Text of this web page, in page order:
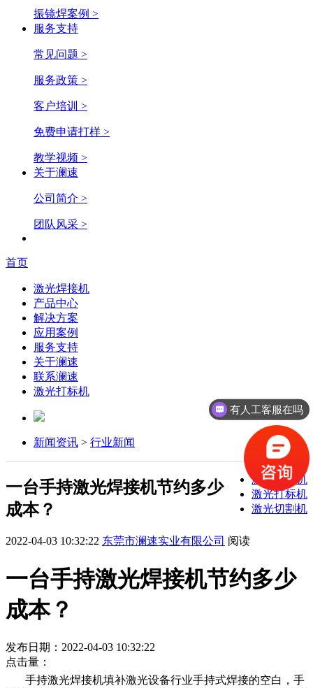
振镜焊案例 >
服务支持
常见问题 >
服务政策 >
客户培训 >
免费申请打样 >
教学视频 >
关于澜速
公司简介 >
团队风采 >
首页
激光焊接机
产品中心
解决方案
应用案例
服务支持
关于澜速
联系澜速
激光打标机
新闻资讯 > 行业新闻
激光焊接机
激光打标机
激光切割机
一台手持激光焊接机节约多少
成本？
2022-04-03 10:32:22 东莞市澜速实业有限公司 阅读
一台手持激光焊接机节约多少
成本？
发布日期：2022-04-03 10:32:22
点击量：
手持激光焊接机填补激光设备行业手持式焊接的空白，手
有人工客服在吗